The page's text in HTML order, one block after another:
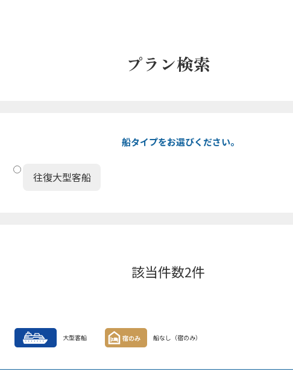
プラン検索
船タイプをお選びください。
往復大型客船
該当件数2件
大型客船 船なし（宿のみ）